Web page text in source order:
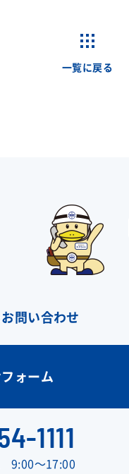
一覧に戻る
問い合わせ
ォーム
1111
9:00〜17:00